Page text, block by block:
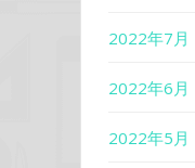
2022年7月
2022年6月
2022年5月